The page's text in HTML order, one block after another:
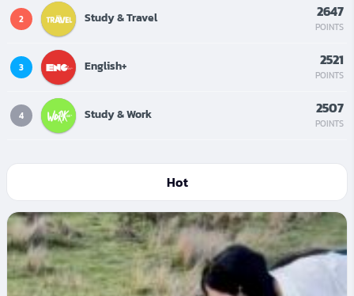
2 Study & Travel 2647
POINTS
3 English+ 2521
POINTS
4 Study & Work 2507
POINTS
Hot